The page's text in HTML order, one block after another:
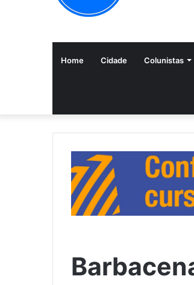
Home Cidade Colunistas